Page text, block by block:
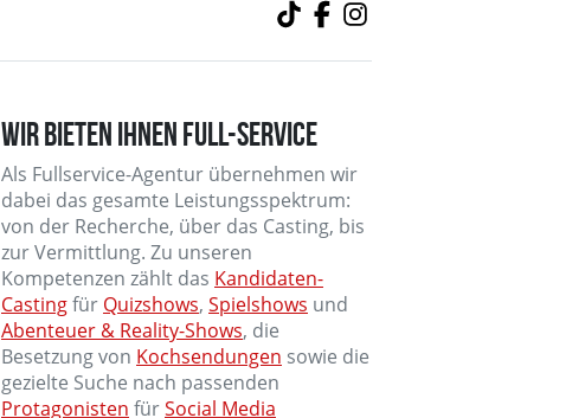
WIR BIETEN IHNEN FULL-SERVICE
Als Fullservice-Agentur übernehmen wir
dabei das gesamte Leistungsspektrum:
von der Recherche, über das Casting, bis
zur Vermittlung. Zu unseren
Kompetenzen zählt das Kandidaten-
Castingfür Quizshows, Spielshows und
Abenteuer & Reality-Shows, die
Besetzung von Kochsendungen sowie die
gezielte Suche nach passenden
Protagonisten fürSocial Media